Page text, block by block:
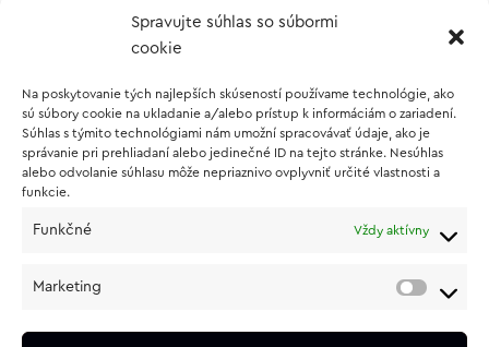
Spravujte súhlas so súbormi
cookie
Na poskytovanie tých najlepších skúseností používame technológie, ako
sú súbory cookie na ukladanie a/alebo prístup k informáciám o zariadení.
Súhlas s týmito technológiami nám umožní spracovávať údaje, ako je
správanie pri prehliadaní alebo jedinečné ID na tejto stránke. Nesúhlas
alebo odvolanie súhlasu môže nepriaznivo ovplyvniť určité vlastnosti a
funkcie.
Funkčné Vždy aktívny
Marketing
Vernostný program
O NÁKUPE
Vrátenie a reklamácia tovaru